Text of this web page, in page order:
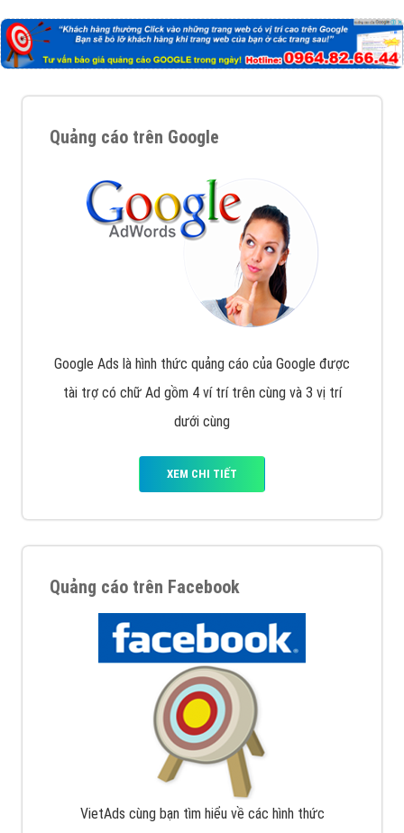
Quảng cáo trên Google
Google Ads là hình thức quảng cáo của Google được
tài trợ có chữ Ad gồm 4 ví trí trên cùng và 3 vị trí
dưới cùng
XEM CHI TIẾT
Quảng cáo trên Facebook
VietAds cùng bạn tìm hiểu về các hình thức